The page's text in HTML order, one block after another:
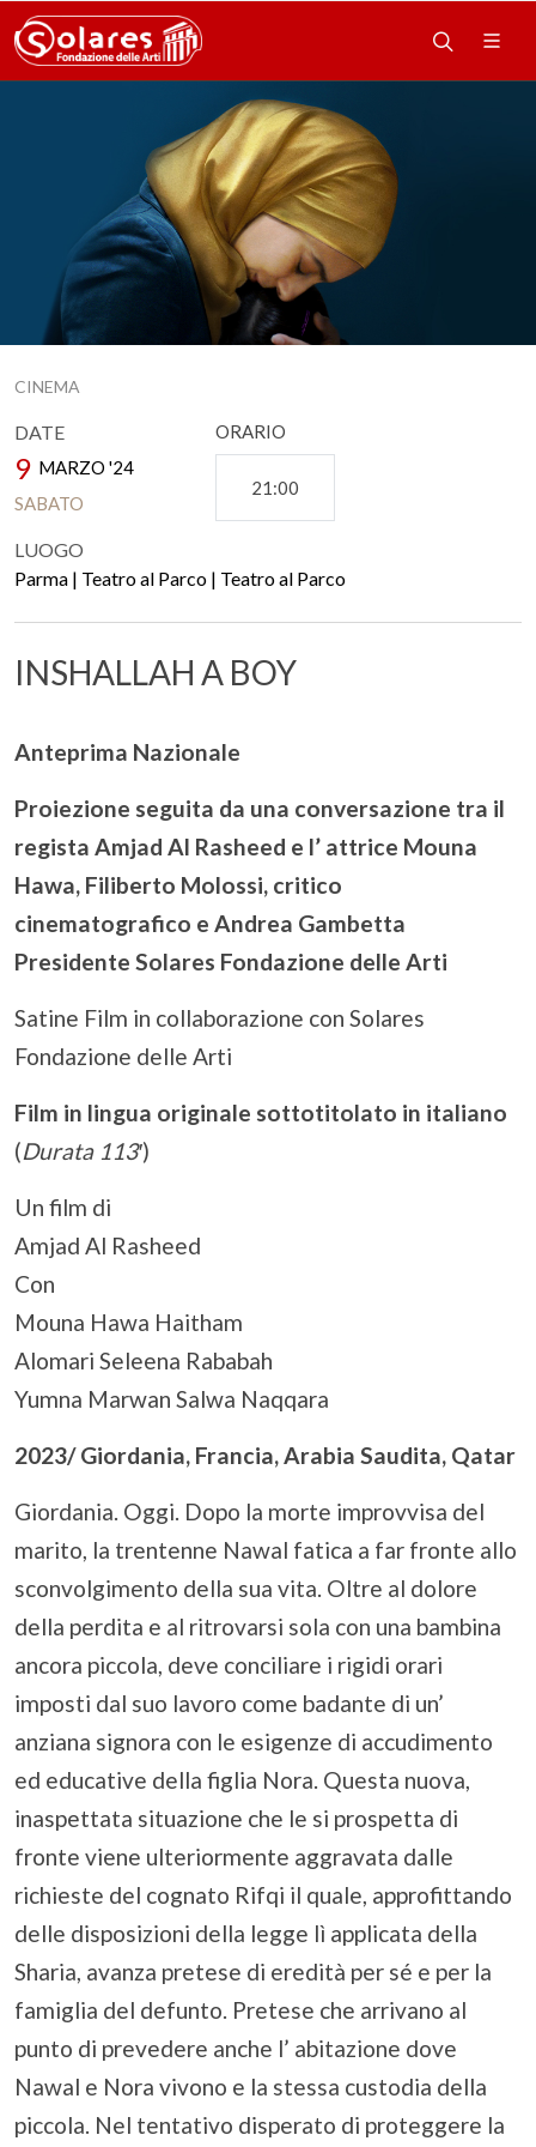
CINEMA
DATE
9 MARZO '24
SABATO
ORARIO
21:00
LUOGO
Parma | Teatro al Parco | Teatro al Parco
INSHALLAH A BOY
Anteprima Nazionale
Proiezione seguita da una conversazione tra il
regista Amjad Al Rasheed e l’ attrice Mouna
Hawa, Filiberto Molossi, critico
cinematografico e Andrea Gambetta
Presidente Solares Fondazione delle Arti
Satine Film in collaborazione con Solares
Fondazione delle Arti
Film in lingua originale sottotitolato in italiano
(Durata 113′)
Un film di
Amjad Al Rasheed
Con
Mouna Hawa Haitham
Alomari Seleena Rababah
Yumna Marwan Salwa Naqqara
2023/ Giordania, Francia, Arabia Saudita, Qatar
Giordania. Oggi. Dopo la morte improvvisa del
marito, la trentenne Nawal fatica a far fronte allo
sconvolgimento della sua vita. Oltre al dolore
della perdita e al ritrovarsi sola con una bambina
ancora piccola, deve conciliare i rigidi orari
imposti dal suo lavoro come badante di un’
anziana signora con le esigenze di accudimento
ed educative della figlia Nora. Questa nuova,
inaspettata situazione che le si prospetta di
fronte viene ulteriormente aggravata dalle
richieste del cognato Rifqi il quale, approfittando
delle disposizioni della legge lì applicata della
Sharia, avanza pretese di eredità per sé e per la
famiglia del defunto. Pretese che arrivano al
punto di prevedere anche l’ abitazione dove
Nawal e Nora vivono e la stessa custodia della
piccola. Nel tentativo disperato di proteggere la